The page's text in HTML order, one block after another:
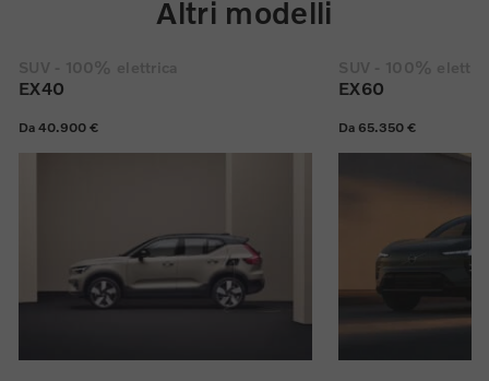
Altri modelli
EX40
Da 40.900 €
EX60
Da 65.350 €